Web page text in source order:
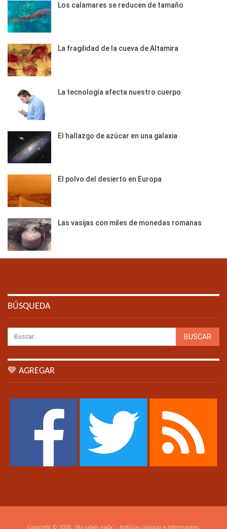
Los calamares se reducen de tamaño
La fragilidad de la cueva de Altamira
La tecnología afecta nuestro cuerpo
El hallazgo de azúcar en una galaxia
El polvo del desierto en Europa
Las vasijas con miles de monedas romanas
BÚSQUEDA
💙 AGREGAR
Copyright © 2026. ¡No sabes nada! - Noticias curiosas e interesantes.